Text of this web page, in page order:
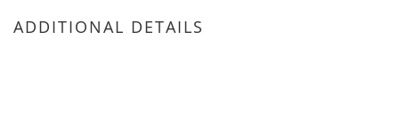
ADDITIONAL DETAILS